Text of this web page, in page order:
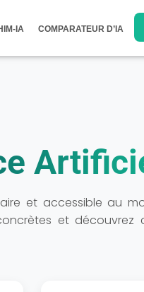
IA COMPARATEUR D’IA
et accessible au
et découvrez